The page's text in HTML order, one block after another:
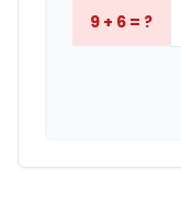
9 + 6 = ?